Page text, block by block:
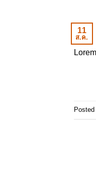
11
ส.ค.
Posted